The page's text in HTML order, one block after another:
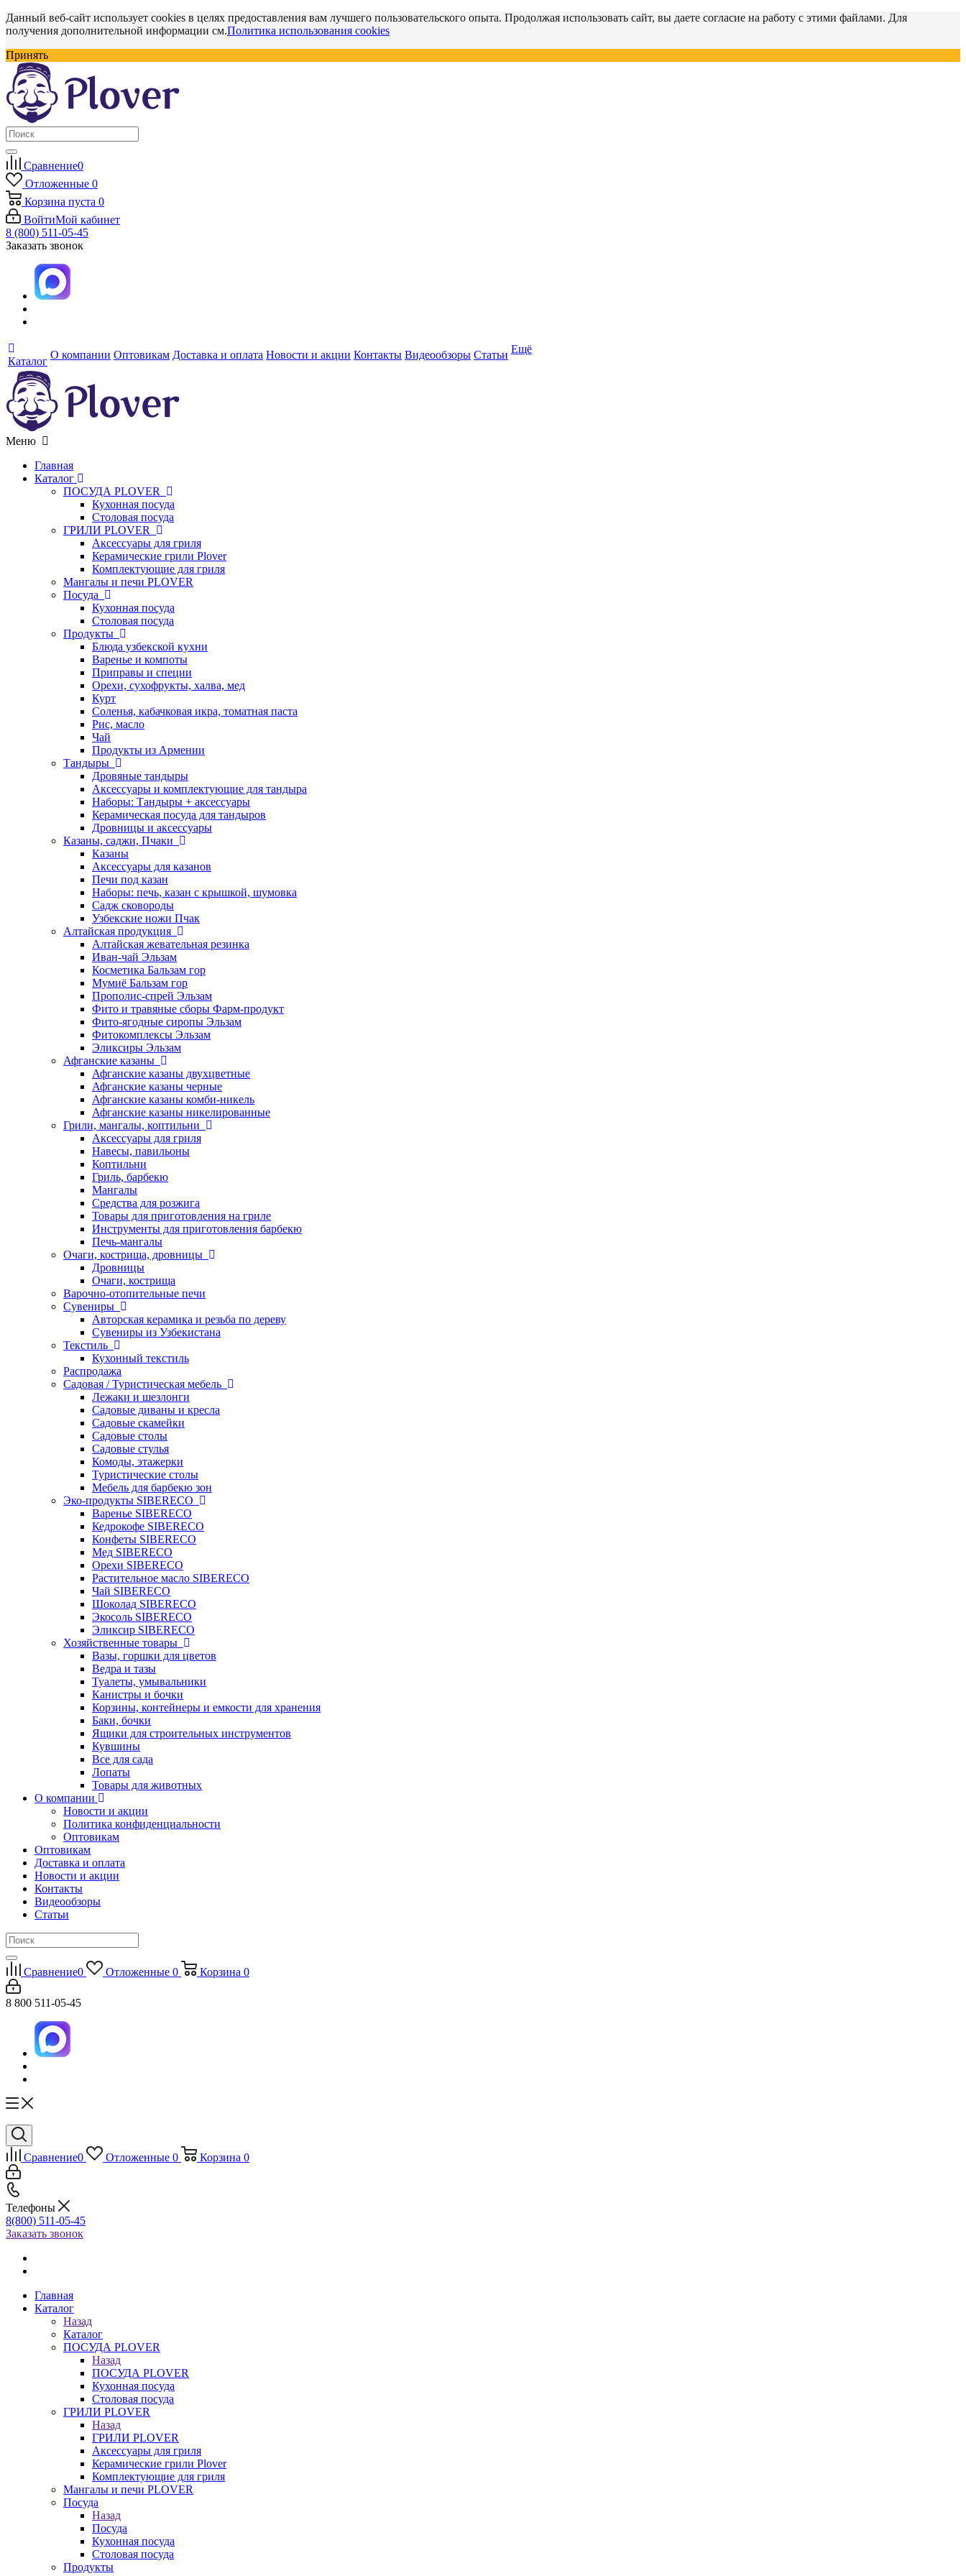
Данный веб-сайт использует cookies в целях предоставления вам лучшего пользовательского опыта. Продолжая использовать сайт, вы даете согласие на работу с этими файлами. Для
получения дополнительной информации см.Политика использования cookies
Принять
Сравнение0
Отложенные 0
Корзина пуста 0
ВойтиМой кабинет
8 (800) 511-05-45
Заказать звонок
Каталог
О компании Оптовикам Доставка и оплата Новости и акции Контакты Видеообзоры Статьи Ещё
Меню
Главная
Каталог
ПОСУДА PLOVER
Кухонная посуда
Столовая посуда
ГРИЛИ PLOVER
Аксессуары для гриля
Керамические грили Plover
Комплектующие для гриля
Мангалы и печи PLOVER
Посуда
Кухонная посуда
Столовая посуда
Продукты
Блюда узбекской кухни
Варенье и компоты
Приправы и специи
Орехи, сухофрукты, халва, мед
Курт
Соленья, кабачковая икра, томатная паста
Рис, масло
Чай
Продукты из Армении
Тандыры
Дровяные тандыры
Аксессуары и комплектующие для тандыра
Наборы: Тандыры + аксессуары
Керамическая посуда для тандыров
Дровницы и аксессуары
Казаны, саджи, Пчаки
Казаны
Аксессуары для казанов
Печи под казан
Наборы: печь, казан с крышкой, шумовка
Садж сковороды
Узбекские ножи Пчак
Алтайская продукция
Алтайская жевательная резинка
Иван-чай Эльзам
Косметика Бальзам гор
Мумиё Бальзам гор
Прополис-спрей Эльзам
Фито и травяные сборы Фарм-продукт
Фито-ягодные сиропы Эльзам
Фитокомплексы Эльзам
Эликсиры Эльзам
Афганские казаны
Афганские казаны двухцветные
Афганские казаны черные
Афганские казаны комби-никель
Афганские казаны никелированные
Грили, мангалы, коптильни
Аксессуары для гриля
Навесы, павильоны
Коптильни
Гриль, барбекю
Мангалы
Средства для розжига
Товары для приготовления на гриле
Инструменты для приготовления барбекю
Печь-мангалы
Очаги, кострища, дровницы
Дровницы
Очаги, кострища
Варочно-отопительные печи
Сувениры
Авторская керамика и резьба по дереву
Сувениры из Узбекистана
Текстиль
Кухонный текстиль
Распродажа
Садовая / Туристическая мебель
Лежаки и шезлонги
Садовые диваны и кресла
Садовые скамейки
Садовые столы
Садовые стулья
Комоды, этажерки
Туристические столы
Мебель для барбекю зон
Эко-продукты SIBERECO
Варенье SIBERECO
Кедрокофе SIBERECO
Конфеты SIBERECO
Мед SIBERECO
Орехи SIBERECO
Растительное масло SIBERECO
Чай SIBERECO
Шоколад SIBERECO
Экосоль SIBERECO
Эликсир SIBERECO
Хозяйственные товары
Вазы, горшки для цветов
Ведра и тазы
Туалеты, умывальники
Канистры и бочки
Корзины, контейнеры и емкости для хранения
Баки, бочки
Ящики для строительных инструментов
Кувшины
Все для сада
Лопаты
Товары для животных
О компании
Новости и акции
Политика конфиденциальности
Оптовикам
Оптовикам
Доставка и оплата
Новости и акции
Контакты
Видеообзоры
Статьи
Сравнение0 Отложенные 0 Корзина 0
8 800 511-05-45
Сравнение0 Отложенные 0 Корзина 0
Телефоны
8(800) 511-05-45
Заказать звонок
Главная
Каталог
Назад
Каталог
ПОСУДА PLOVER
Назад
ПОСУДА PLOVER
Кухонная посуда
Столовая посуда
ГРИЛИ PLOVER
Назад
ГРИЛИ PLOVER
Аксессуары для гриля
Керамические грили Plover
Комплектующие для гриля
Мангалы и печи PLOVER
Посуда
Назад
Посуда
Кухонная посуда
Столовая посуда
Продукты